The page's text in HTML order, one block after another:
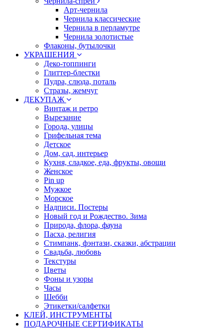
Арт-чернила
Чернила классические
Чернила в перламутре
Чернила золотистые
Флаконы, бутылочки
УКРАШЕНИЯ
Деко-топпинги
Глиттер-блестки
Пудра, слюда, поталь
Стразы, жемчуг
ДЕКУПАЖ
Винтаж и ретро
Вырезание
Города, улицы
Грифельная тема
Детское
Дом, сад, интерьер
Кухня, сладкое, еда, фрукты, овощи
Женское
Pin up
Мужкое
Морское
Надписи. Постеры
Новый год и Рождество. Зима
Природа, флора, фауна
Пасха, религия
Стимпанк, фэнтази, сказки, абстрации
Свадьба, любовь
Текстуры
Цветы
Фоны и узоры
Часы
Шебби
Этикетки/салфетки
КЛЕЙ, ИНСТРУМЕНТЫ
ПОДАРОЧНЫЕ СЕРТИФИКАТЫ